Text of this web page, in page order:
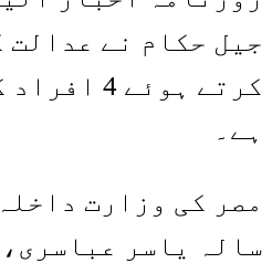
جیل حکام نے عدالت
کرتے
ہے۔